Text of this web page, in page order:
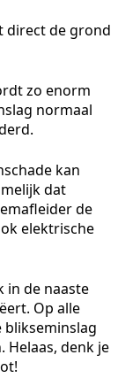
direct de grond
zo enorm
normaal
kan
dat
de
elektrische
in de naaste
Op alle
Helaas, denk je